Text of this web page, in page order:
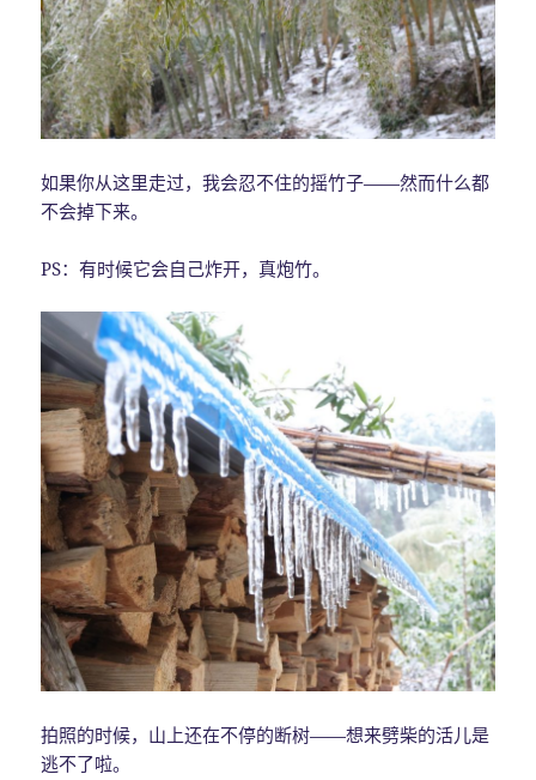
如果你从这里走过，我会忍不住的摇竹子——然而什么都
不会掉下来。
PS：有时候它会自己炸开，真炮竹。
拍照的时候，山上还在不停的断树——想来劈柴的活儿是
逃不了啦。